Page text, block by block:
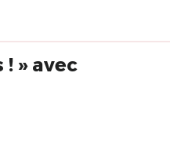
» avec